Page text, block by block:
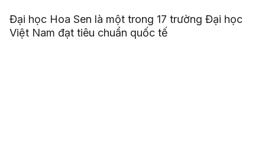
Đại học Hoa Sen là một trong 17 trường Đại học
Việt Nam đạt tiêu chuẩn quốc tế